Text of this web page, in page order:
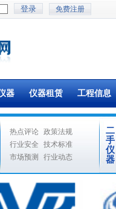
免费注册
器 仪器租赁 工程信息
热点评论 政策法规
行业安全
技术标准
市场预测
行业动态
二
手
仪
器